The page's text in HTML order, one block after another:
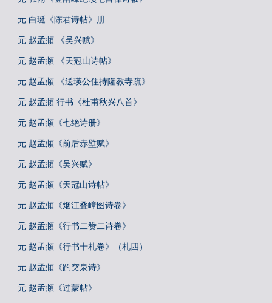
元 白珽《陈君诗帖》册
元 赵孟頫 《吴兴赋》
元 赵孟頫 《天冠山诗帖》
元 赵孟頫 《送瑛公住持隆教寺疏》
元 赵孟頫 行书《杜甫秋兴八首》
元 赵孟頫《七绝诗册》
元 赵孟頫《前后赤壁赋》
元 赵孟頫《吴兴赋》
元 赵孟頫《天冠山诗帖》
元 赵孟頫《烟江叠嶂图诗卷》
元 赵孟頫《行书二赞二诗卷》
元 赵孟頫《行书十札卷》（札四）
元 赵孟頫《趵突泉诗》
元 赵孟頫《过蒙帖》